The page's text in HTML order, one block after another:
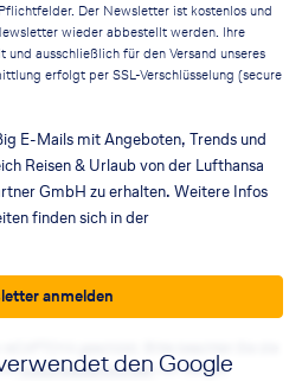
Der Newsletter ist kostenlos und
wieder abbestellt werden. Ihre
ausschließlich für den Versand unseres
erfolgt per SSL-Verschlüsselung (secure
E-Mails mit Angeboten, Trends und
Reisen & Urlaub von der Lufthansa
GmbH zu erhalten. Weitere Infos
finden sich in der
anmelden
den Google
Nutzungsbedingungen von Google.